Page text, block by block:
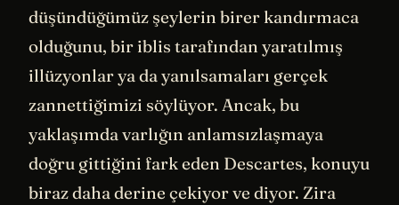
düşündüğümüz şeylerin birer kandırmaca
olduğunu, bir iblis tarafından yaratılmış
illüzyonlar ya da yanılsamaları gerçek
zannettiğimizi söylüyor. Ancak, bu
yaklaşımda varlığın anlamsızlaşmaya
doğru gittiğini fark eden Descartes, konuyu
biraz daha derine çekiyor ve diyor. Zira